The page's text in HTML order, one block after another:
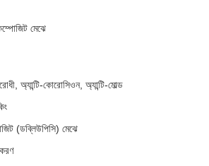
মেঝে
অ্যান্টি-কোরোসিওন, অ্যান্টি-মোল্ড
(ডব্লিউপিসি) মেঝে